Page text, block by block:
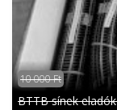
10 000 Ft
BTTB sínek